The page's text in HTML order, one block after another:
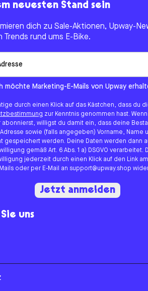
neuesten Stand sein
dich zu Sale-Aktionen, Upway-
Trends rund ums E-Bike.
you like to hear from us?
möchte Marketing-E-Mails von Upway
durch einen Klick auf das Kästchen, dass du
zur Kenntnis genommen hast.
abonnierst, willigst du damit ein, dass deine
sowie (falls angegeben) Vorname, Name
gespeichert werden. Deine Daten werden dann
gemäß Art. 6 Abs. 1 a) DSGVO verarbeitet.
jederzeit durch einen Klick auf den Link
oder per E-Mail an support@upway.shop
Jetzt anmelden
uns